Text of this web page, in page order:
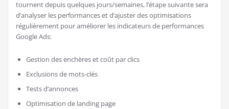
tournent depuis quelques jours/semaines, l’étape suivante sera
d’analyser les performances et d’ajuster des optimisations
régulièrement pour améliorer les indicateurs de performances
Google Ads:
Gestion des enchères et coût par clics
Exclusions de mots-clés
Tests d’annonces
Optimisation de landing page